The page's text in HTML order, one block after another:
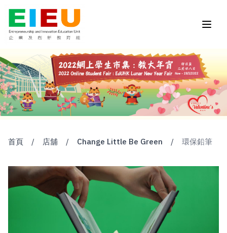
首頁 / 店舖 / Change Little Be Green / 環保鉛筆